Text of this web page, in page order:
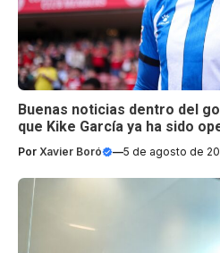
Buenas noticias dentro del
que Kike García ya ha sido
Por Xavier Boró —5 de agosto de